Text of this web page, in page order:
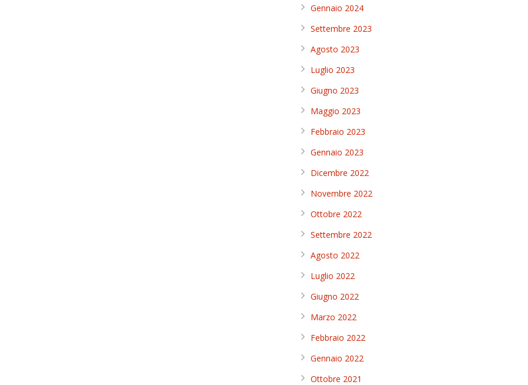
Gennaio 2024
Settembre 2023
Agosto 2023
Luglio 2023
Giugno 2023
Maggio 2023
Febbraio 2023
Gennaio 2023
Dicembre 2022
Novembre 2022
Ottobre 2022
Settembre 2022
Agosto 2022
Luglio 2022
Giugno 2022
Marzo 2022
Febbraio 2022
Gennaio 2022
Ottobre 2021